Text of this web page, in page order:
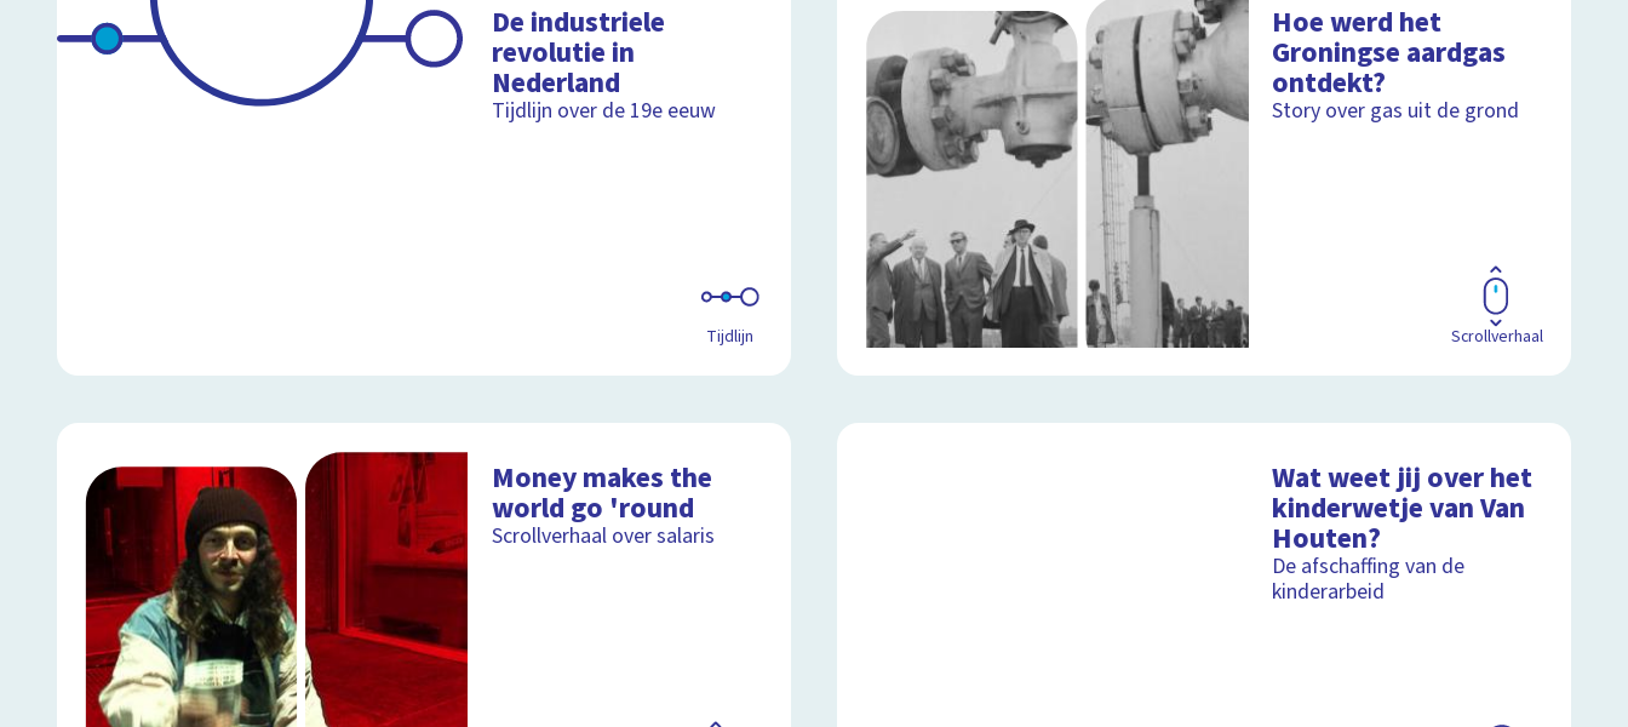
De industriele
revolutie in
Nederland
Tijdlijn over de 19e eeuw
Tijdlijn
Hoe werd het
Groningse aardgas
ontdekt?
Story over gas uit de grond
Scrollverhaal
Money makes the
world go 'round
Scrollverhaal over salaris
Wat weet jij over het
kinderwetje van Van
Houten?
De afschaffing van de
kinderarbeid